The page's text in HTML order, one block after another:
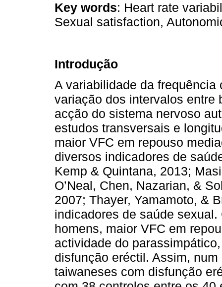
Key words: Heart rate
Sexual satisfaction,
Introdução
A variabilidade da frequência
variação dos intervalos entre
acção do sistema nervoso
estudos transversais e
maior VFC em repouso
diversos indicadores de
Kemp & Quintana, 2013;
O’Neal, Chen, Nazarian, &
2007; Thayer, Yamamoto, &
indicadores de saúde
homens, maior VFC em
actividade do
disfunção eréctil. Assim,
taiwaneses com disfunção